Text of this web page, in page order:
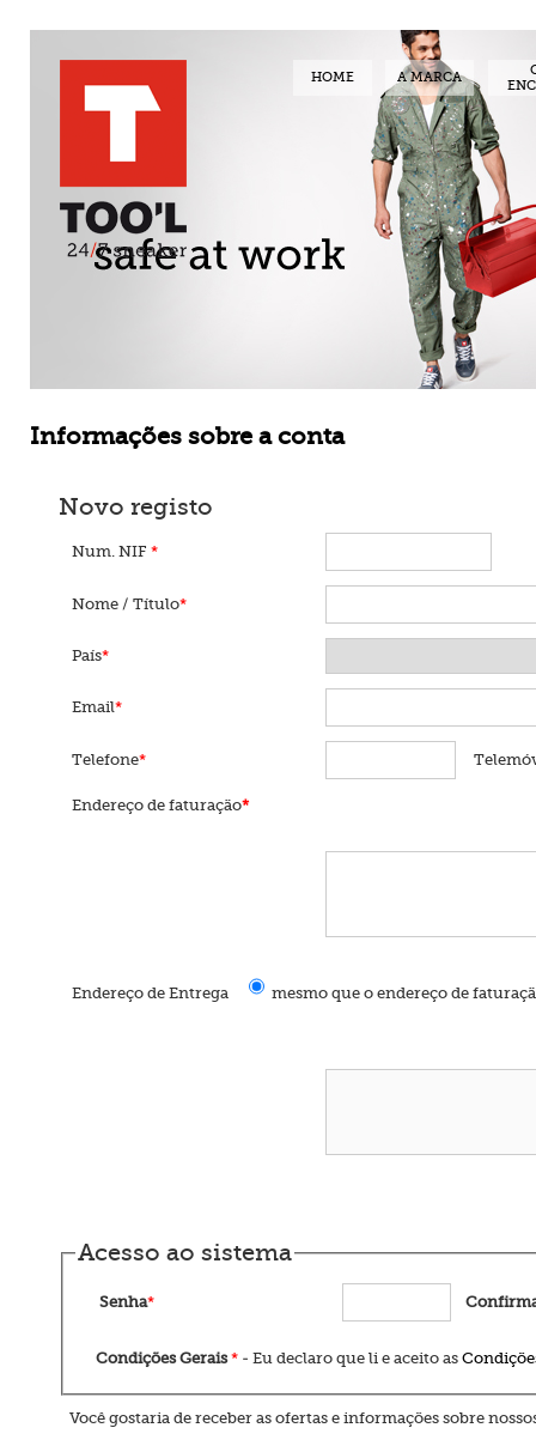
HOME A MARCA
Informações sobre a conta
Novo registo
Num. NIF *
Nome / Título*
País*
Email*
Telefone*
Endereço de faturação*
Endereço de Entrega mesmo que o endereço de
Acesso ao sistema
Senha*
Condições Gerais * - Eu declaro que li e aceito as
Você gostaria de receber as ofertas e informações sobre